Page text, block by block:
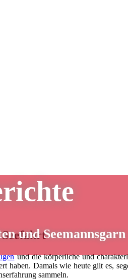
und Seemannsgarn
und die körperliche und
haben. Damals wie heute gilt es,
sammeln.